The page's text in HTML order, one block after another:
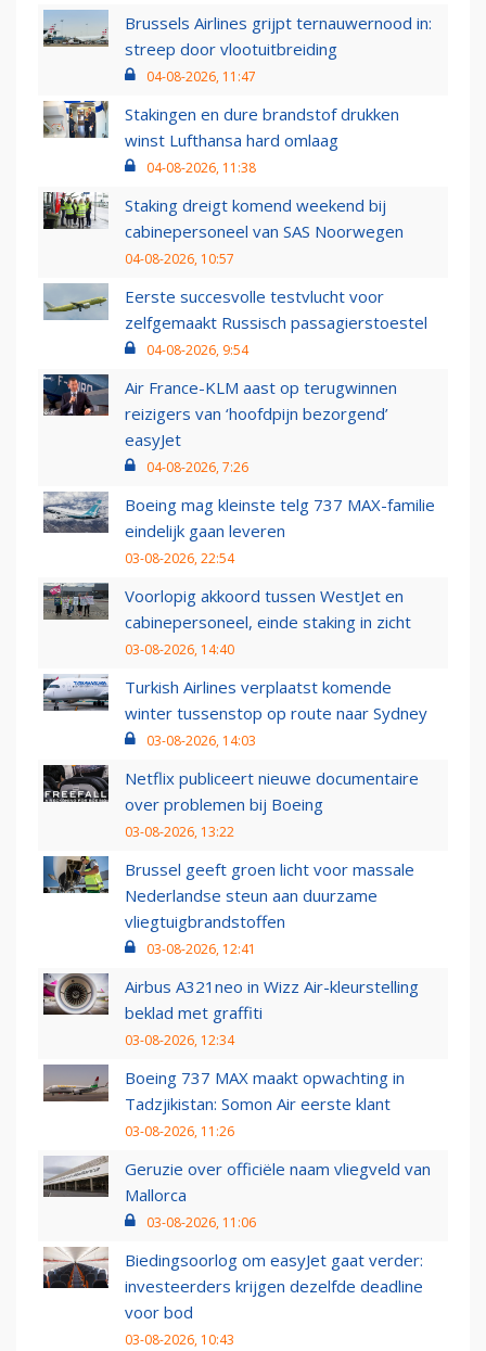
Brussels Airlines grijpt ternauwernood in:
streep door vlootuitbreiding
04-08-2026, 11:47
Stakingen en dure brandstof drukken
winst Lufthansa hard omlaag
04-08-2026, 11:38
Staking dreigt komend weekend bij
cabinepersoneel van SAS Noorwegen
04-08-2026, 10:57
Eerste succesvolle testvlucht voor
zelfgemaakt Russisch passagierstoestel
04-08-2026, 9:54
Air France-KLM aast op terugwinnen
reizigers van ‘hoofdpijn bezorgend’
easyJet
04-08-2026, 7:26
Boeing mag kleinste telg 737 MAX-familie
eindelijk gaan leveren
03-08-2026, 22:54
Voorlopig akkoord tussen WestJet en
cabinepersoneel, einde staking in zicht
03-08-2026, 14:40
Turkish Airlines verplaatst komende
winter tussenstop op route naar Sydney
03-08-2026, 14:03
Netflix publiceert nieuwe documentaire
over problemen bij Boeing
03-08-2026, 13:22
Brussel geeft groen licht voor massale
Nederlandse steun aan duurzame
vliegtuigbrandstoffen
03-08-2026, 12:41
Airbus A321neo in Wizz Air-kleurstelling
beklad met graffiti
03-08-2026, 12:34
Boeing 737 MAX maakt opwachting in
Tadzjikistan: Somon Air eerste klant
03-08-2026, 11:26
Geruzie over officiële naam vliegveld van
Mallorca
03-08-2026, 11:06
Biedingsoorlog om easyJet gaat verder:
investeerders krijgen dezelfde deadline
voor bod
03-08-2026, 10:43